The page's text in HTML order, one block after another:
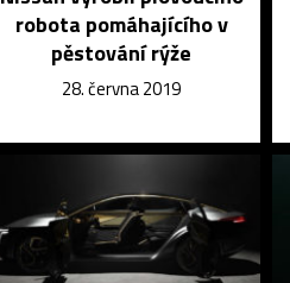
robota pomáhajícího v
pěstování rýže
28. června 2019